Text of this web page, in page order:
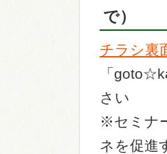
で）
チラシ裏
「
さい
※セミナ
ネを促進